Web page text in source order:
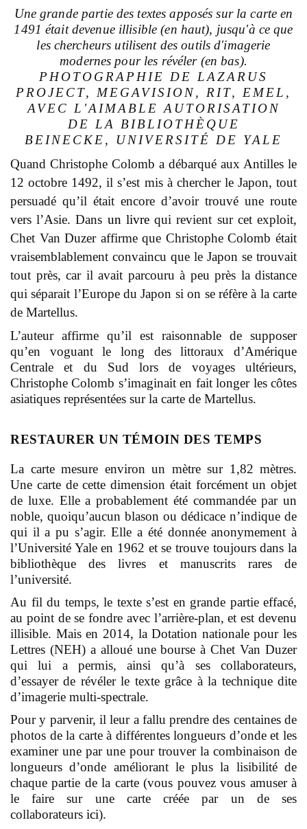
Une grande partie des textes apposés sur la carte en
1491 était devenue illisible (en haut), jusqu'à ce que
les chercheurs utilisent des outils d'imagerie
modernes pour les révéler (en bas).
PHOTOGRAPHIE DE LAZARUS
PROJECT, MEGAVISION, RIT, EMEL,
AVEC L'AIMABLE AUTORISATION
DE LA BIBLIOTHÈQUE
BEINECKE, UNIVERSITÉ DE YALE
Quand Christophe Colomb a débarqué aux Antilles le
12 octobre 1492, il s’est mis à chercher le Japon, tout
persuadé qu’il était encore d’avoir trouvé une route
vers l’Asie. Dans un livrequi revient sur cet exploit,
Chet Van Duzer affirme que Christophe Colomb était
vraisemblablement convaincu que le Japon se trouvait
tout près, car il avait parcouru à peu près la distance
qui séparait l’Europe du Japon si on se réfère à la carte
de Martellus.
L’auteur affirme qu’il est raisonnable de supposer
qu’en voguant le long des littoraux d’Amérique
Centrale et du Sud lors de voyages ultérieurs,
Christophe Colomb s’imaginait en fait longer les côtes
asiatiques représentées sur la carte de Martellus.
RESTAURER UN TÉMOIN DES TEMPS
La carte mesure environ un mètre sur 1,82 mètres.
Une carte de cette dimension était forcément un objet
de luxe. Elle a probablement été commandée par un
noble, quoiqu’aucun blason ou dédicace n’indique de
qui il a pu s’agir. Elle a été donnée anonymement à
l’Université Yale en 1962 et se trouve toujours dans la
bibliothèque des livres et manuscrits rares de
l’université.
Au fil du temps, le texte s’est en grande partie effacé,
au point de se fondre avec l’arrière-plan, et est devenu
illisible. Mais en 2014, la Dotation nationale pour les
Lettres (NEH) a alloué une bourse à Chet Van Duzer
qui lui a permis, ainsi qu’à ses collaborateurs,
d’essayer de révéler le texte grâce à la technique dite
d’imagerie multi-spectrale.
Pour y parvenir, il leur a fallu prendre des centaines de
photos de la carte à différentes longueurs d’onde et les
examiner une par une pour trouver la combinaison de
longueurs d’onde améliorant le plus la lisibilité de
chaque partie de la carte (vous pouvez vous amuser à
le faire sur une carte créée par un de ses
collaborateurs ici).